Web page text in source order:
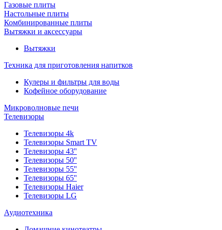
Газовые плиты
Настольные плиты
Комбинированные плиты
Вытяжки и аксессуары
Вытяжки
Техника для приготовления напитков
Кулеры и фильтры для воды
Кофейное оборудование
Микроволновые печи
Телевизоры
Телевизоры 4k
Телевизоры Smart TV
Телевизоры 43''
Телевизоры 50''
Телевизоры 55''
Телевизоры 65''
Телевизоры Haier
Телевизоры LG
Аудиотехника